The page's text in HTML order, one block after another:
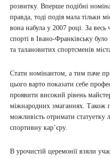
розвитку. Вперше подібні
правда, тоді подія мала тільки
вона набула у 2007 році. За весь
спорті в Івано-Франківську
та талановитих спортсменів
Стати номінантом, а тим паче
цього варто показати себе
проявити високий рівень
міжнародних змаганнях. Також
можливість отримати
спортивну кар’єру.
В урочистій церемонії взяли